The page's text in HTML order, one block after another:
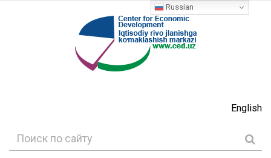
English
Russian